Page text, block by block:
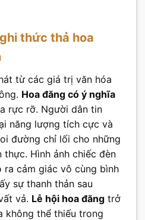
thức thả hoa
từ các giá trị văn hóa
Hoa đăng có ý nghĩa
rực rỡ. Người dân tin
năng lượng tích cực và
đường chỉ lối cho những
Hình ảnh chiếc đèn
cảm giác vô cùng bình
sự thanh thản sau
vả. Lễ hội hoa đăng trở
không thể thiếu trong